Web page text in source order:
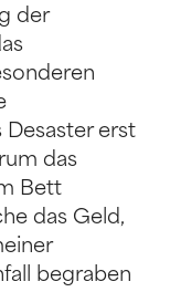
der
erst
das
Bett
das Geld,
begraben